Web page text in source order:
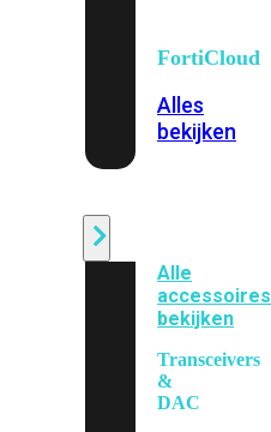
FortiCloud
Alles
bekijken
Alle
accessoires
bekijken
Transceivers
&
DAC